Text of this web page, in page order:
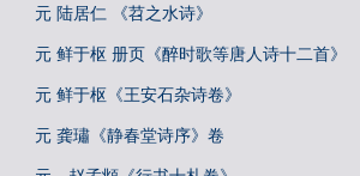
元 陆居仁 《苕之水诗》
元 鲜于枢 册页《醉时歌等唐人诗十二首》
元 鲜于枢《王安石杂诗卷》
元 龚璛《静春堂诗序》卷